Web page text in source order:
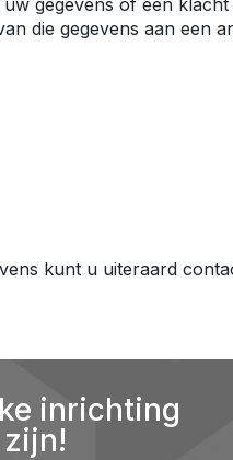
gegevens of een
die gegevens aan een
kunt u uiteraard
inrichting